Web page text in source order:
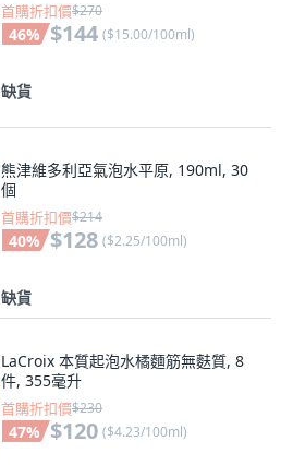
首購折扣價$270
46% $144 ($15.00/100ml)
缺貨
熊津維多利亞氣泡水平原, 190ml, 30
個
首購折扣價$214
40% $128 ($2.25/100ml)
缺貨
LaCroix 本質起泡水橘麵筋無麩質, 8
件, 355毫升
首購折扣價$230
47% $120 ($4.23/100ml)